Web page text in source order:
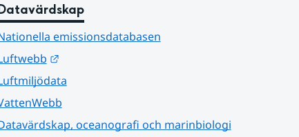
emissionsdatabasen
Länk till annan webbplats.
oceanografi och marinbiologi